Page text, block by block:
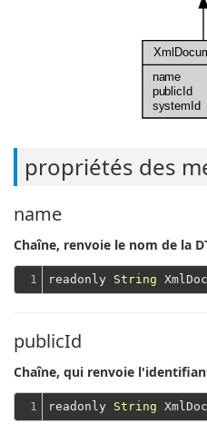
name
publicId
systemId
propriétés des
name
Chaîne, renvoie le nom de la
1 readonly String
publicId
Chaîne, qui renvoie
1 readonly String